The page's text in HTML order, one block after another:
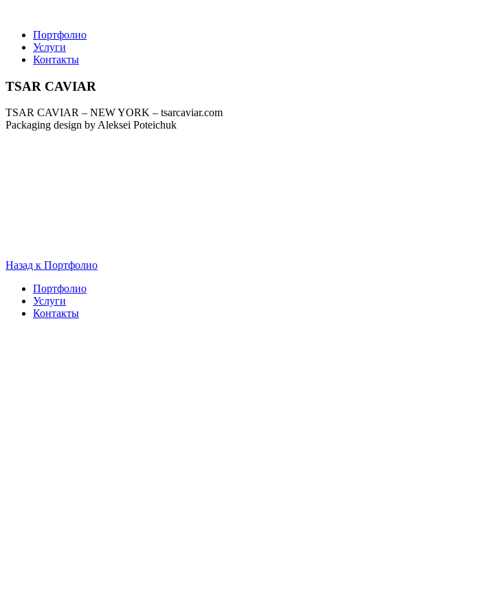
Портфолио
Услуги
Контакты
TSAR CAVIAR
TSAR CAVIAR – NEW YORK – tsarcaviar.com
Packaging design by Aleksei Poteichuk
Назад к Портфолио
Портфолио
Услуги
Контакты